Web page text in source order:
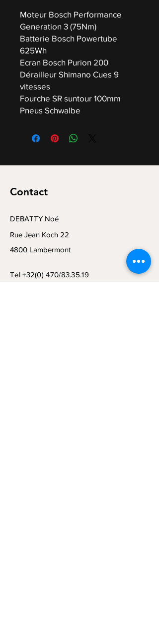
Moteur Bosch Performance
Generation 3 (75Nm)
Batterie Bosch Powertube
625Wh
Ecran Bosch Purion 200
Dérailleur Shimano Cues 9
vitesses
Fourche SR suntour 100mm
Pneus Schwalbe
Contact
DEBATTY Noé
Rue Jean Koch 22
4800 Lambermont
Tel +32(0) 470/83.35.19